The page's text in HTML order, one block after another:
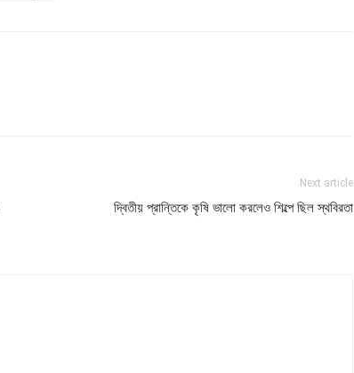
Next article
দ্বিতীয় প্রান্তিকে কৃষি ভালো করলেও শিল্পে ছিল স্থবিরতা